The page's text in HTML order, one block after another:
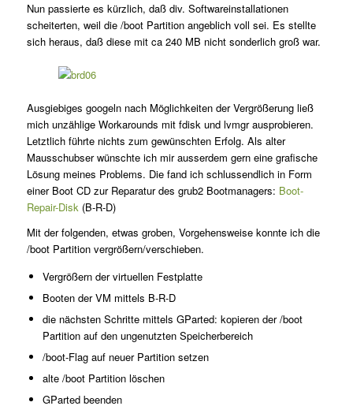
Nun passierte es kürzlich, daß div. Softwareinstallationen
scheiterten, weil die /boot Partition angeblich voll sei. Es stellte
sich heraus, daß diese mit ca 240 MB nicht sonderlich groß war.
Ausgiebiges googeln nach Möglichkeiten der Vergrößerung ließ
mich unzählige Workarounds mit fdisk und lvmgr ausprobieren.
Letztlich führte nichts zum gewünschten Erfolg. Als alter
Mausschubser wünschte ich mir ausserdem gern eine grafische
Lösung meines Problems. Die fand ich schlussendlich in Form
einer Boot CD zur Reparatur des grub2 Bootmanagers: Boot-
Repair-Disk(B-R-D)
Mit der folgenden, etwas groben, Vorgehensweise konnte ich die
/boot Partition vergrößern/verschieben.
Vergrößern der virtuellen Festplatte
Booten der VM mittels B-R-D
die nächsten Schritte mittels GParted: kopieren der /boot
Partition auf den ungenutzten Speicherbereich
/boot-Flag auf neuer Partition setzen
alte /boot Partition löschen
GParted beenden